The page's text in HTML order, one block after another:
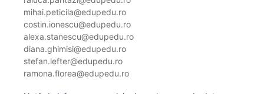
mihai.peticila@edupedu.ro
costin.ionescu@edupedu.ro
alexa.stanescu@edupedu.ro
diana.ghimisi@edupedu.ro
stefan.lefter@edupedu.ro
ramona.florea@edupedu.ro